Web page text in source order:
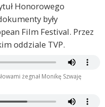
Honorowego
były
Film Festival. Przez
oddziale TVP.
żegnał Monikę Szwaję